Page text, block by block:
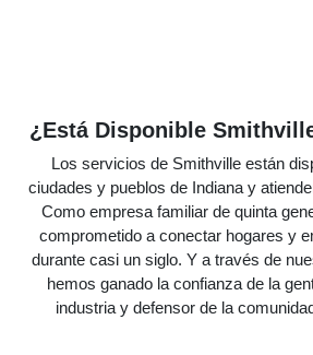
¿Está Disponible
Los servicios de Smithville están
ciudades y pueblos de Indiana y
Como empresa familiar de quinta
comprometido a conectar hogares y
durante casi un siglo. Y a través de
hemos ganado la confianza de la
industria y defensor de la